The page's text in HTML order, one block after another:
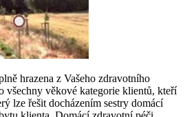
hrazena z Vašeho zdravotního
všechny věkové kategorie klientů, kteří
lze řešit docházením sestry domácí